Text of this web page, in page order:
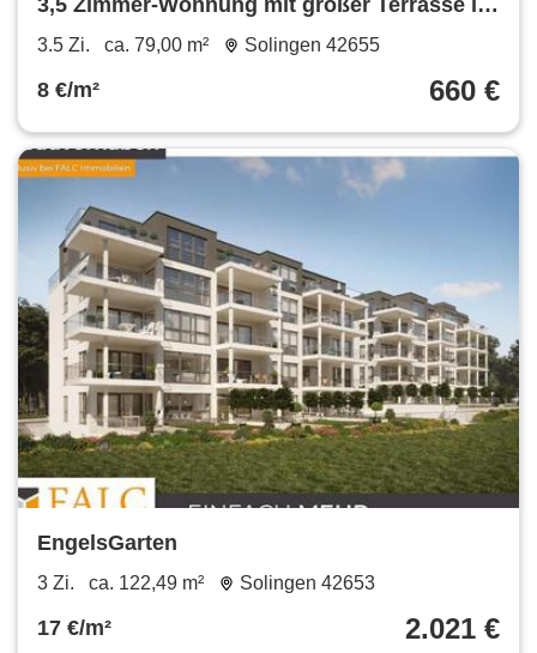
42655 Solingen
3.5 Zi. ca. 79,00 m² Solingen 42655
8 €/m² 660 €
EngelsGarten
3 Zi. ca. 122,49 m² Solingen 42653
17 €/m² 2.021 €